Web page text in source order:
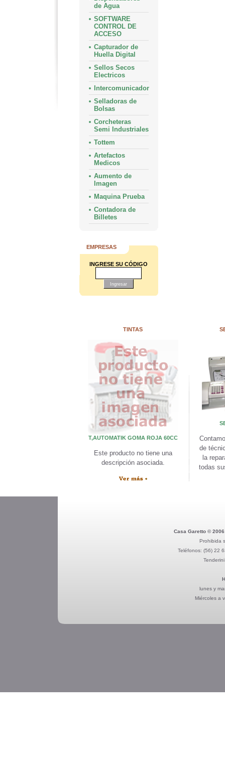
de Agua
SOFTWARE
CONTROL DE
ACCESO
Capturador de
Huella Digital
Sellos Secos
Electricos
Intercomunicador
Selladoras de
Bolsas
Corcheteras
Semi Industriales
Tottem
Artefactos
Medicos
Aumento de
Imagen
Maquina Prueba
Contadora de
Billetes
EMPRESAS
INGRESE SU CÓDIGO
TINTAS
T,AUTOMATIK GOMA ROJA 60CC
Este producto no tiene una
descripción asociada.
de
la
todas
Casa Garetto ©
Prohibida
Teléfonos: (56) 22
lunes y
Miércoles a